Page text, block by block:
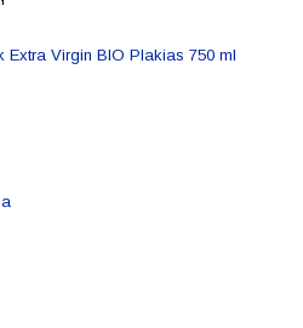
Extra Virgin BIO Plakias 750 ml